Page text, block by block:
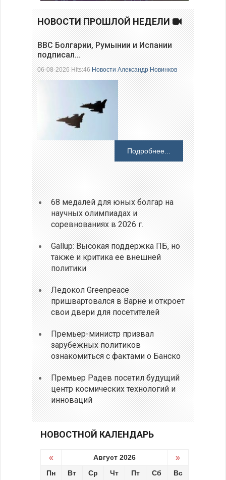
НОВОСТИ ПРОШЛОЙ НЕДЕЛИ
ВВС Болгарии, Румынии и Испании
подписал…
06-08-2026 Hits:46Новости Александр Новинков
Подробнее...
68 медалей для юных болгар на
научных олимпиадах и
соревнованиях в 2026 г.
Gallup: Высокая поддержка ПБ, но
также и критика ее внешней
политики
Ледокол Greenpeace
пришвартовался в Варне и откроет
свои двери для посетителей
Премьер-министр призвал
зарубежных политиков
ознакомиться с фактами о Банско
Премьер Радев посетил будущий
центр космических технологий и
инноваций
НОВОСТНОЙ КАЛЕНДАРЬ
« Август 2026 »
Пн Вт Ср Чт Пт Сб Вс